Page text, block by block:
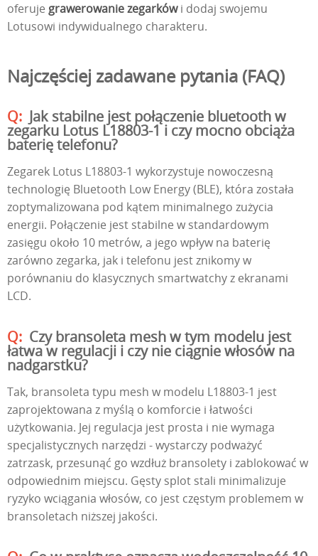
oferuje grawerowanie zegarkówi dodaj swojemu
Lotusowi indywidualnego charakteru.
Najczęściej zadawane pytania (FAQ)
Jak stabilne jest połączenie bluetooth w
zegarku Lotus L18803-1 i czy mocno obciąża
baterię telefonu?
Zegarek Lotus L18803-1 wykorzystuje nowoczesną
technologię Bluetooth Low Energy (BLE), która została
zoptymalizowana pod kątem minimalnego zużycia
energii. Połączenie jest stabilne w standardowym
zasięgu około 10 metrów, a jego wpływ na baterię
zarówno zegarka, jak i telefonu jest znikomy w
porównaniu do klasycznych smartwatchy z ekranami
LCD.
Czy bransoleta mesh w tym modelu jest
łatwa w regulacji i czy nie ciągnie włosów na
nadgarstku?
Tak, bransoleta typu mesh w modelu L18803-1 jest
zaprojektowana z myślą o komforcie i łatwości
użytkowania. Jej regulacja jest prosta i nie wymaga
specjalistycznych narzędzi - wystarczy podważyć
zatrzask, przesunąć go wzdłuż bransolety i zablokować w
odpowiednim miejscu. Gęsty splot stali minimalizuje
ryzyko wciągania włosów, co jest częstym problemem w
bransoletach niższej jakości.